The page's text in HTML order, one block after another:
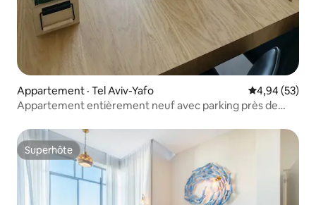
Appartement · Tel Aviv-Yafo Note
4,94 (53)
Appartement entièrement neuf avec parking près de
Superhôte
Superhôte